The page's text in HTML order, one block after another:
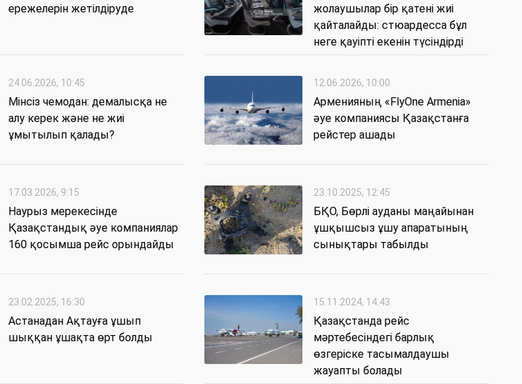
ережелерін жетілдіруде
жолаушылар бір қатені жиі
қайталайды: стюардесса бұл
неге қауіпті екенін түсіндірді
24.06.2026, 10:45
Мінсіз чемодан: демалысқа не
алу керек және не жиі
ұмытылып қалады?
12.06.2026, 10:00
Арменияның «FlyOne Armenia»
әуе компаниясы Қазақстанға
рейстер ашады
17.03.2026, 9:15
Наурыз мерекесінде
Қазақстандық әуе компаниялар
160 қосымша рейс орындайды
23.10.2025, 12:45
БҚО, Бөрлі ауданы маңайынан
ұшқышсыз ұшу апаратының
сынықтары табылды
23.02.2025, 16:30
Астанадан Ақтауға ұшып
шыққан ұшақта өрт болды
15.11.2024, 14:43
Қазақстанда рейс
мәртебесіндегі барлық
өзгеріске тасымалдаушы
жауапты болады